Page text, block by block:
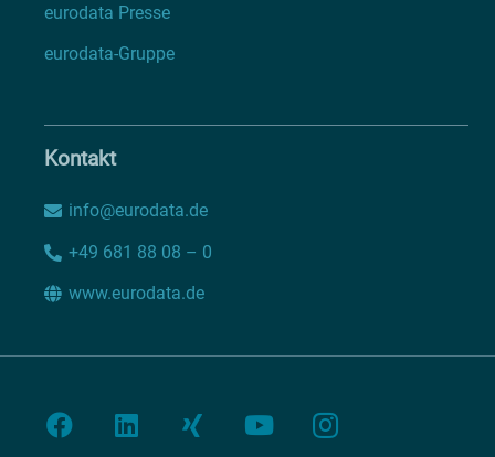
eurodata Presse
eurodata-Gruppe
Kontakt
info@eurodata.de
+49 681 88 08 – 0
www.eurodata.de